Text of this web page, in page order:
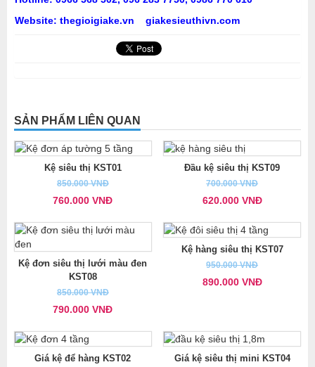
Website: thegioigiake.vn giakesieuthivn.com
SẢN PHẨM LIÊN QUAN
Kệ siêu thị KST01
850.000 VNĐ
760.000 VNĐ
Đầu kệ siêu thị KST09
700.000 VNĐ
620.000 VNĐ
Kệ đơn siêu thị lưới màu đen
KST08
850.000 VNĐ
790.000 VNĐ
Kệ hàng siêu thị KST07
950.000 VNĐ
890.000 VNĐ
Giá kệ để hàng KST02 Giá kệ siêu thị mini KST04